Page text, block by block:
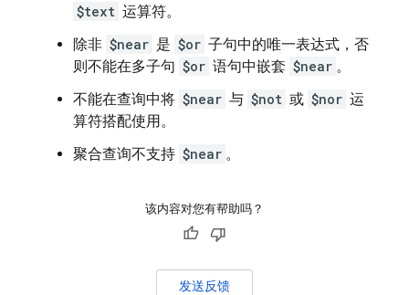
$text 运算符。
除非 $near 是 $or 子句中的唯一表达式，否
则不能在多子句 $or 语句中嵌套 $near 。
不能在查询中将 $near 与 $not 或 $nor 运
算符搭配使用。
聚合查询不支持 $near 。
该内容对您有帮助吗？
发送反馈